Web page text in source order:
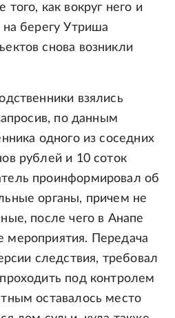
как вокруг него и
на берегу Утриша
снова возникли
взялись
по данным
одного из соседних
рублей и 10 соток
проинформировал об
органы, причем не
после чего в Анапе
мероприятия. Передача
следствия, требовал
под контролем
оставалось место